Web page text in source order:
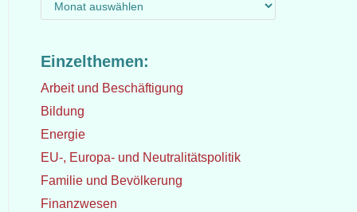
Einzelthemen:
Arbeit und Beschäftigung
Bildung
Energie
EU-, Europa- und Neutralitätspolitik
Familie und Bevölkerung
Finanzwesen